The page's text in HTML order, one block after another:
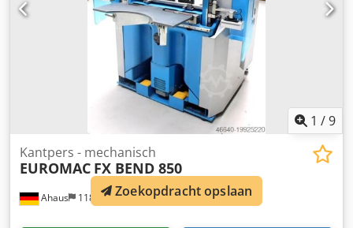
1 /9
Ahaus 118 km
Kantpers - mechanisch
EUROMAC FX BEND 850
Zoekopdracht opslaan